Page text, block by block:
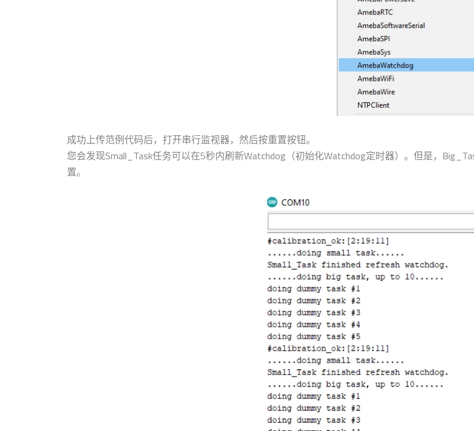
成功上传范例代码后，打开串行监视器，然后按重置按钮。
您会发现Small_Task任务可以在5秒内刷新Watchdog（初始化Watchdog定时器）。但是，
置。